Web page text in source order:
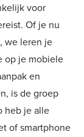
voor
Of je nu
we leren je
op je mobiele
en
is de groep
heb je alle
of smartphone